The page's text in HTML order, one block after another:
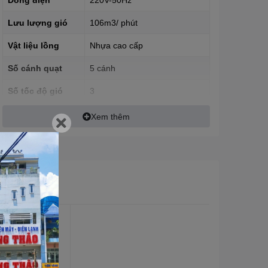
Lưu lượng gió 106m3/ phút
Vật liệu lồng Nhựa cao cấp
Số cánh quạt 5 cánh
Số tốc độ gió 3
Điều chỉnh tốc
Nút vặn
Xuất xứ
Xem thêm